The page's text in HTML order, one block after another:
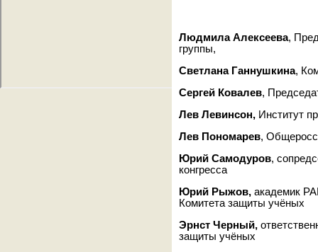
Людмила Алексеева,
группы,
Светлана Ганнушкина,
Сергей Ковалев,
Лев Левинсон, Институт
Лев Пономарев,
Юрий Самодуров,
конгресса
Юрий Рыжов, академик
Комитета защиты учёных
Эрнст Черный,
защиты учёных